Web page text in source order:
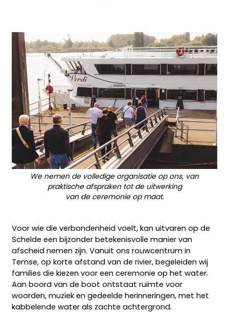
We nemen de volledige organisatie op ons, van
praktische afspraken tot de uitwerking
van de ceremonie op maat.
Voor wie die verbondenheid voelt, kan uitvaren op de
Schelde een bijzonder betekenisvolle manier van
afscheid nemen zijn. Vanuit ons rouwcentrum in
Temse, op korte afstand van de rivier, begeleiden wij
families die kiezen voor een ceremonie op het water.
Aan boord van de boot ontstaat ruimte voor
woorden, muziek en gedeelde herinneringen, met het
kabbelende water als zachte achtergrond.